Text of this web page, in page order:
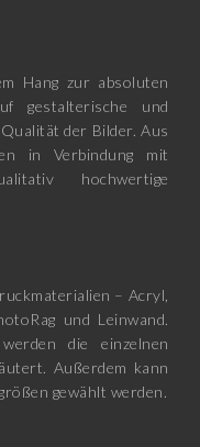
Hang zur absoluten
gestalterische und
der Bilder. Aus
in Verbindung mit
hochwertige
– Acryl,
und Leinwand.
die einzelnen
Außerdem kann
gewählt werden.